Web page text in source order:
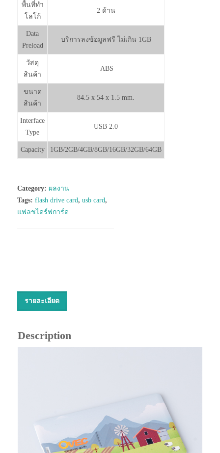
พื้นที่ทำ
โลโก้
2 ด้าน
Data
Preload
บริการลงข้อมูลฟรี ไม่เกิน 1GB
วัสดุ
สินค้า
ABS
ขนาด
สินค้า
84.5 x 54 x 1.5 mm.
Interface
Type
USB 2.0
Capacity 1GB/2GB/4GB/8GB/16GB/32GB/64GB
Category: ผลงาน
Tags: flash drive card, usb card,
แฟลชไดร์ฟการ์ด
รายละเอียด
Description